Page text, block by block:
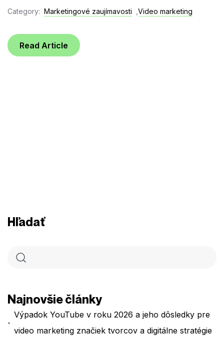
Category: Marketingové zaujímavosti Video marketing
Read Article
Hľadať
Najnovšie články
Výpadok YouTube v roku 2026 a jeho dôsledky pre
video marketing značiek tvorcov a digitálne stratégie